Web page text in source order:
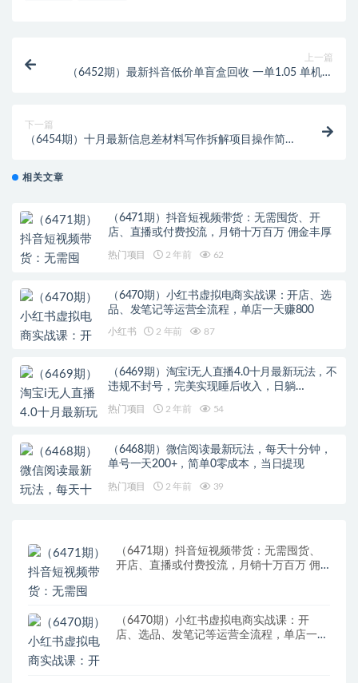
上一篇
（6452期）最新抖音低价单盲盒回收 一单1.05 单机日
下一篇
（6454期）十月最新信息差材料写作拆解项目操作简
相关文章
（6471期）抖音短视频带货：无需囤货、开
店、直播或付费投流，月销十万百万 佣金丰厚
热门项目 2 年前 62
（6470期）小红书虚拟电商实战课：开店、选
品、发笔记等运营全流程，单店一天赚800
小红书 2 年前 87
（6469期）淘宝i无人直播4.0十月最新玩法，不
违规不封号，完美实现睡后收入，日躺…
热门项目 2 年前 54
（6468期）微信阅读最新玩法，每天十分钟，
单号一天200+，简单0零成本，当日提现
热门项目 2 年前 39
（6471期）抖音短视频带货：无需囤货、
开店、直播或付费投流，月销十万百万 佣
（6470期）小红书虚拟电商实战课：开
店、选品、发笔记等运营全流程，单店一天